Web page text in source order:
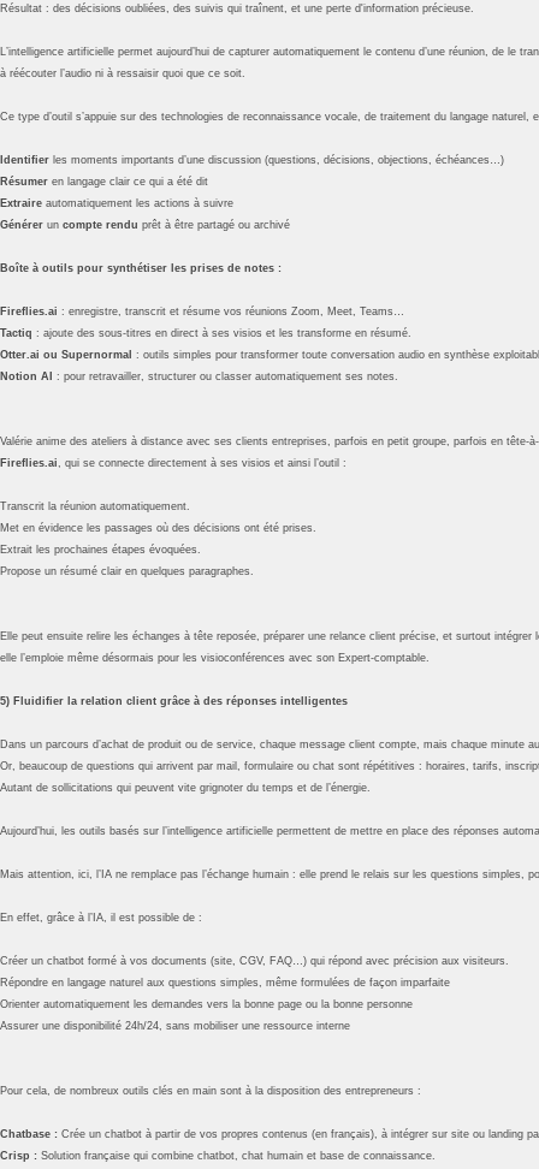
Résultat : des décisions oubliées, des suivis qui traînent, et une perte d'information précieuse.
L’intelligence artificielle permet aujourd’hui de capturer automatiquement le contenu d’une réunion, de
à réécouter l’audio ni à ressaisir quoi que ce soit.
Ce type d’outil s’appuie sur des technologies de reconnaissance vocale, de traitement du langage naturel,
Identifier les moments importants d’une discussion (questions, décisions, objections, échéances…)
Résumer en langage clair ce qui a été dit
Extraire automatiquement les actions à suivre
Générer un compte rendu prêt à être partagé ou archivé
Boîte à outils pour synthétiser les prises de notes :
Fireflies.ai : enregistre, transcrit et résume vos réunions Zoom, Meet, Teams…
Tactiq : ajoute des sous-titres en direct à ses visios et les transforme en résumé.
Otter.ai ou Supernormal : outils simples pour transformer toute conversation audio en synthèse
Notion AI
: pour retravailler, structurer ou classer automatiquement ses notes.
Valérie anime des ateliers à distance avec ses clients entreprises, parfois en petit groupe, parfois en
Fireflies.ai , qui se connecte directement à ses visios et ainsi l’outil :
Transcrit la réunion automatiquement.
Met en évidence les passages où des décisions ont été prises.
Extrait les prochaines étapes évoquées.
Propose un résumé clair en quelques paragraphes.
Elle peut ensuite relire les échanges à tête reposée, préparer une relance client précise, et surtout
elle l’emploie même désormais pour les visioconférences avec son Expert-comptable.
5) Fluidifier la relation client grâce à des réponses intelligentes
Dans un parcours d’achat de produit ou de service, chaque message client compte, mais chaque minute
Or, beaucoup de questions qui arrivent par mail, formulaire ou chat sont répétitives : horaires, tarifs,
Autant de sollicitations qui peuvent vite grignoter du temps et de l’énergie.
Aujourd’hui, les outils basés sur l’intelligence artificielle permettent de mettre en place des réponses
Mais attention, ici, l’IA ne remplace pas l’échange humain : elle prend le relais sur les questions
En effet, grâce à l’IA, il est possible de :
Créer un chatbot formé à vos documents (site, CGV, FAQ…) qui répond avec précision aux visiteurs.
Répondre en langage naturel aux questions simples, même formulées de façon imparfaite
Orienter automatiquement les demandes vers la bonne page ou la bonne personne
Assurer une disponibilité 24h/24, sans mobiliser une ressource interne
Pour cela, de nombreux outils clés en main sont à la disposition des entrepreneurs :
Chatbase : Crée un chatbot à partir de vos propres contenus (en français), à intégrer sur site ou landing
Crisp : Solution française qui combine chatbot, chat humain et base de connaissance.